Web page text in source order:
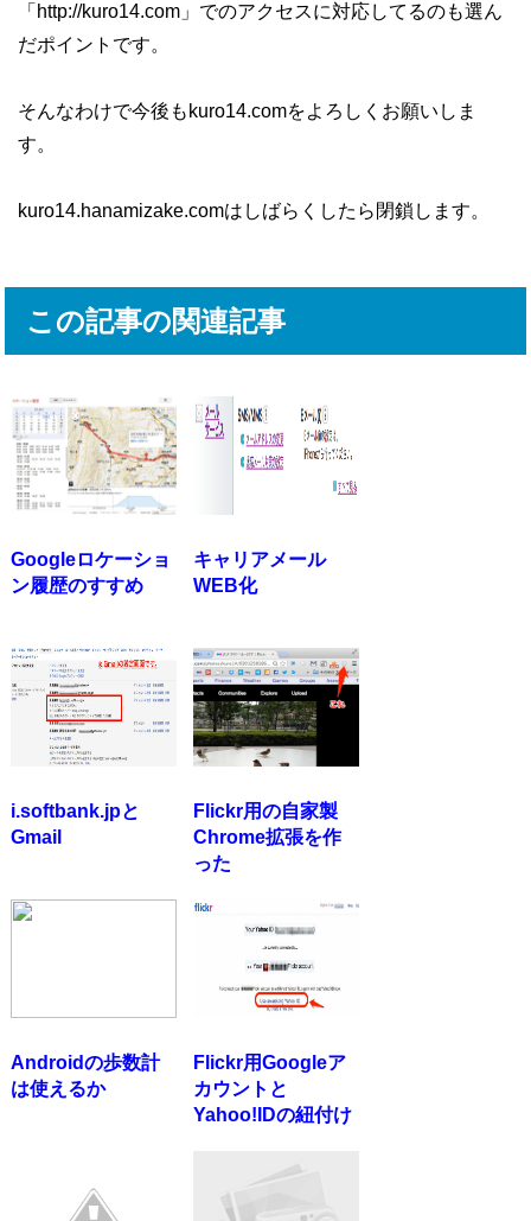
「http://kuro14.com」でのアクセスに対応してるのも選ん
だポイントです。
そんなわけで今後もkuro14.comをよろしくお願いしま
す。
kuro14.hanamizake.comはしばらくしたら閉鎖します。
この記事の関連記事
Googleロケーショ
ン履歴のすすめ
キャリアメール
WEB化
i.softbank.jpと
Gmail
Flickr用の自家製
Chrome拡張を作
った
Androidの歩数計
は使えるか
Flickr用Googleア
カウントと
Yahoo!IDの紐付け